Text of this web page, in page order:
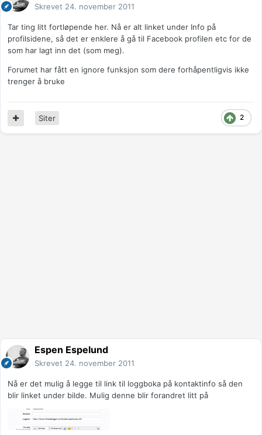
Skrevet 24. november 2011
Tar ting litt fortløpende her. Nå er alt linket under Info på
profilsidene, så det er enklere å gå til Facebook profilen etc for de
som har lagt inn det (som meg).
Forumet har fått en ignore funksjon som dere forhåpentligvis ikke
trenger å bruke
2
Siter
Espen Espelund
Skrevet 24. november 2011
Nå er det mulig å legge til link til loggboka på kontaktinfo så den
blir linket under bilde. Mulig denne blir forandret litt på